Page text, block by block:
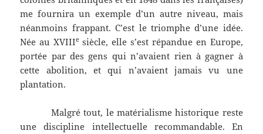
me fournira un exemple d’un autre niveau, mais
néanmoins frappant. C’est le triomphe d’une idée.
Née au XVIIIe siècle, elle s’est répandue en Europe,
portée par des gens qui n’avaient rien à gagner à
cette abolition, et qui n’avaient jamais vu une
plantation.
Malgré tout, le matérialisme historique reste
une discipline intellectuelle recommandable. En